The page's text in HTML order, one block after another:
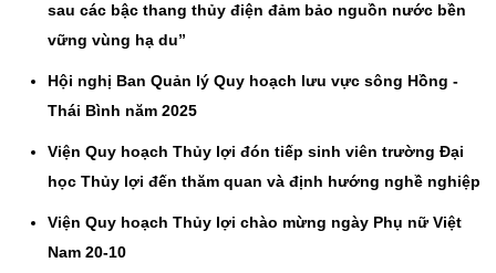
sau các bậc thang thủy điện đảm bảo nguồn nước bền
vững vùng hạ du”
Hội nghị Ban Quản lý Quy hoạch lưu vực sông Hồng -
Thái Bình năm 2025
Viện Quy hoạch Thủy lợi đón tiếp sinh viên trường Đại
học Thủy lợi đến thăm quan và định hướng nghề nghiệp
Viện Quy hoạch Thủy lợi chào mừng ngày Phụ nữ Việt
Nam 20-10